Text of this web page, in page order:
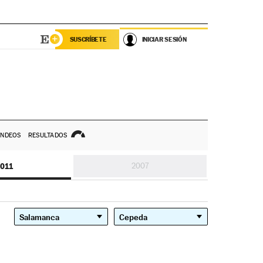
SUSCRÍBETE INICIAR SESIÓN
RESULTADOS
2007